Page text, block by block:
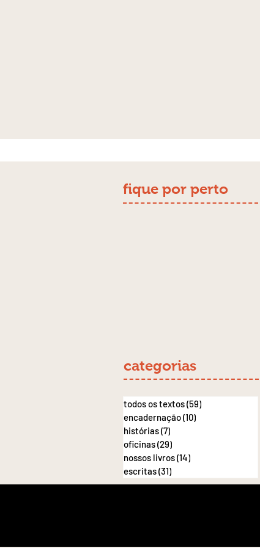
todos os textos(59)
encadernação(10)
histórias(7)
oficinas(29)
nossos livros(14)
escritas(31)
fique por perto
categorias